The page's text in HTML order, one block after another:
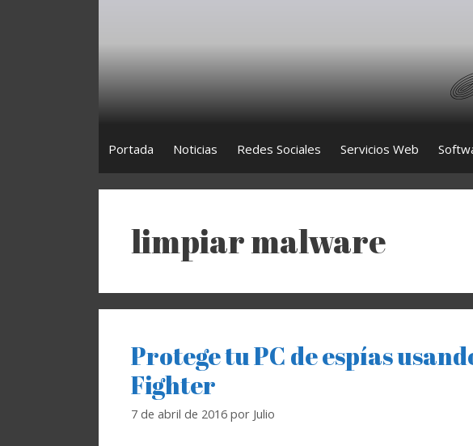
Portada Noticias Redes Sociales Servicios Web
limpiar malware
Protege tu PC de espías
Fighter
7 de abril de 2016 por Julio